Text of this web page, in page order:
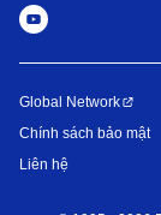
Global Network
Chính sách bảo mật
Liên hệ